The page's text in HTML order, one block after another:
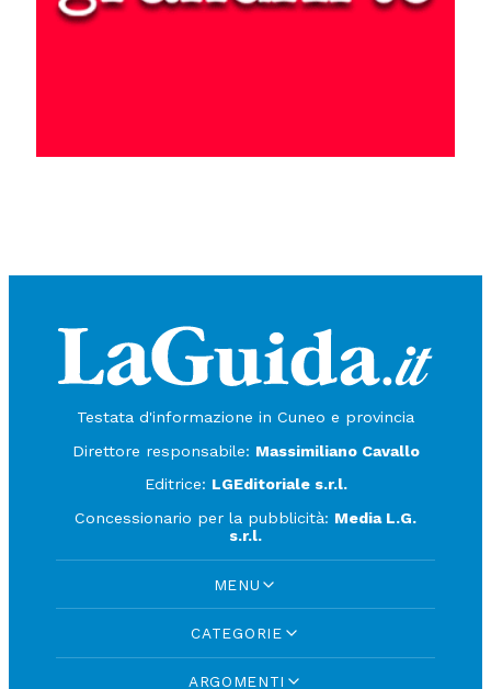
Testata d'informazione in Cuneo e provincia
Direttore responsabile: Massimiliano Cavallo
Editrice: LGEditoriale s.r.l.
Concessionario per la pubblicità: Media L.G.
s.r.l.
MENU
CATEGORIE
ARGOMENTI